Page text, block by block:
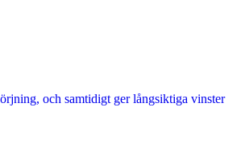
och samtidigt ger långsiktiga vinster